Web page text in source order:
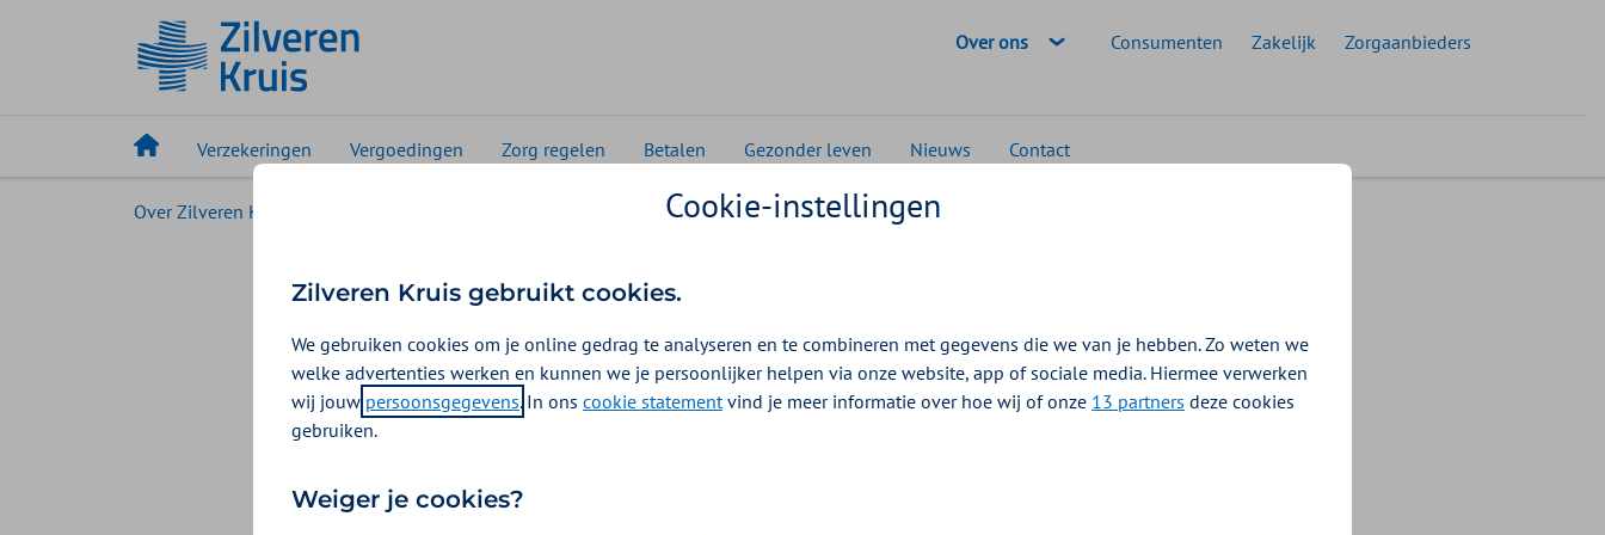
Geselecteerde doelgroep:
Over ons Consumenten Zakelijk Zorgaanbieders
Verzekeringen Vergoedingen Zorg regelen Betalen Gezonder leven Nieuws Contact
Over Zilveren Kruis Zilveren Kruis wacht niet op een nieuw kabinet
Zilveren Kruis wacht niet op een
nieuw kabinet
Nederlanders moeten kunnen rekenen op toegankelijke en
betaalbare zorg
12-07-2023 Kim Brunklaus-Libosan
Cookie-instellingen
Zilveren Kruis gebruikt cookies.
We gebruiken cookies om je online gedrag te analyseren en te combineren met gegevens die we van je hebben. Zo weten we
welke advertenties werken en kunnen we je persoonlijker helpen via onze website, app of sociale media. Hiermee verwerken
wij jouw persoonsgegevens. In ons cookie statementvind je meer informatie over hoe wij of onze 13 partners deze cookies
gebruiken.
Weiger je cookies?